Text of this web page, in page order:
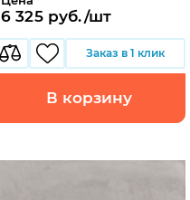
6 325 руб./шт
Заказ в 1 клик
В корзину